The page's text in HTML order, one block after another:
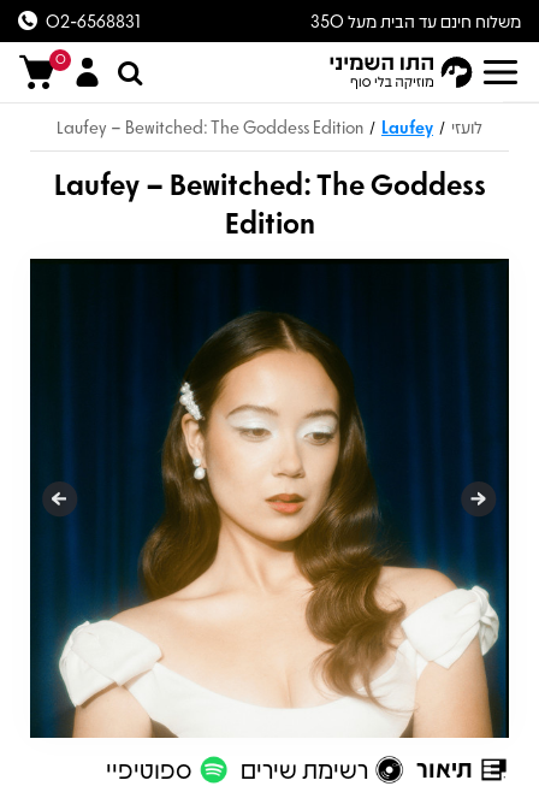
משלוח חינם עד הבית מעל 350
ש״ח
02-6568831
0
לועזי /
Laufey
/
Laufey – Bewitched: The Goddess Edition
Laufey – Bewitched: The Goddess
Edition
תיאור רשימת שירים ספוטיפיי